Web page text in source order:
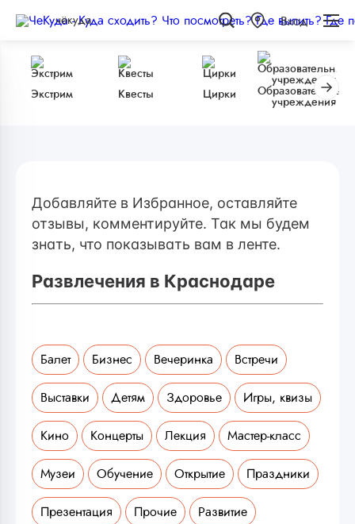
чёкуда Вход
Экстрим Квесты Цирки
Образовательные
учреждения
Добавляйте в Избранное, оставляйте
отзывы, комментируйте. Так мы будем
знать, что показывать вам в ленте.
Развлечения в Краснодаре
Балет Бизнес Вечеринка Встречи
Выставки Детям Здоровье Игры, квизы
Кино Концерты Лекция Мастер-класс
Музеи Обучение Открытие Праздники
Презентация Прочие Развитие